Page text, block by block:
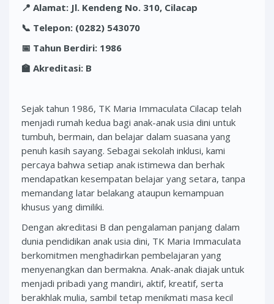
📍 Alamat: Jl. Kendeng No. 310, Cilacap
📞 Telepon: (0282) 543070
📅 Tahun Berdiri: 1986
🏫 Akreditasi: B
Sejak tahun 1986, TK Maria Immaculata Cilacap telah
menjadi rumah kedua bagi anak-anak usia dini untuk
tumbuh, bermain, dan belajar dalam suasana yang
penuh kasih sayang. Sebagai sekolah inklusi, kami
percaya bahwa setiap anak istimewa dan berhak
mendapatkan kesempatan belajar yang setara, tanpa
memandang latar belakang ataupun kemampuan
khusus yang dimiliki.
Dengan akreditasi B dan pengalaman panjang dalam
dunia pendidikan anak usia dini, TK Maria Immaculata
berkomitmen menghadirkan pembelajaran yang
menyenangkan dan bermakna. Anak-anak diajak untuk
menjadi pribadi yang mandiri, aktif, kreatif, serta
berakhlak mulia, sambil tetap menikmati masa kecil